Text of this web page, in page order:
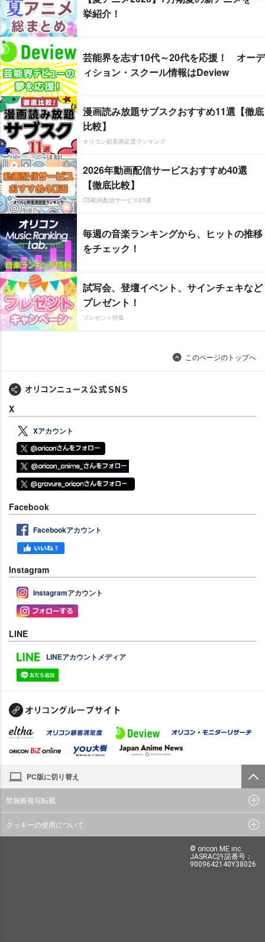
挙紹介！
芸能界を志す10代～20代を応援！ オーデ
ィション・スクール情報はDeview
漫画読み放題サブスクおすすめ11選【徹底
比較】
オリコン顧客満足度ランキング
2026年動画配信サービスおすすめ40選
【徹底比較】
CS動画配信サービス20選
毎週の音楽ランキングから、ヒットの推移
をチェック！
試写会、登壇イベント、サインチェキなど
プレゼント！
プレゼント特集
このページのトップへ
X
Xアカウント
Facebook
Facebookアカウント
Instagram
Instagramアカウント
LINE
LINEアカウントメディア
PC版に切り替え
禁無断複写転載
クッキーの使用について
© oricon ME inc.
JASRAC許諾番号：
9009642140Y38026